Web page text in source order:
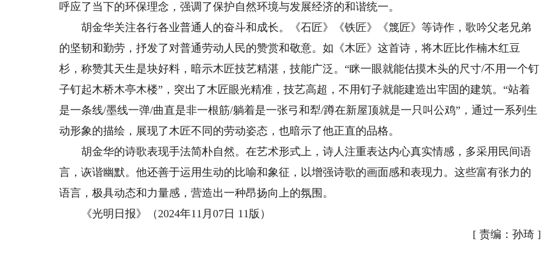
呼应了当下的环保理念，强调了保护自然环境与发展经济的和谐统一。
胡金华关注各行各业普通人的奋斗和成长。《石匠》《铁匠》《篾匠》等诗作，歌吟父老兄弟
的坚韧和勤劳，抒发了对普通劳动人民的赞赏和敬意。如《木匠》这首诗，将木匠比作楠木红豆
杉，称赞其天生是块好料，暗示木匠技艺精湛，技能广泛。“眯一眼就能估摸木头的尺寸/不用一个钉
子钉起木桥木亭木楼”，突出了木匠眼光精准，技艺高超，不用钉子就能建造出牢固的建筑。“站着
是一条线/墨线一弹/曲直是非一根筋/躺着是一张弓和犁/蹲在新屋顶就是一只叫公鸡”，通过一系列生
动形象的描绘，展现了木匠不同的劳动姿态，也暗示了他正直的品格。
胡金华的诗歌表现手法简朴自然。在艺术形式上，诗人注重表达内心真实情感，多采用民间语
言，诙谐幽默。他还善于运用生动的比喻和象征，以增强诗歌的画面感和表现力。这些富有张力的
语言，极具动态和力量感，营造出一种昂扬向上的氛围。
《光明日报》（2024年11月07日 11版）
[ 责编：孙琦]